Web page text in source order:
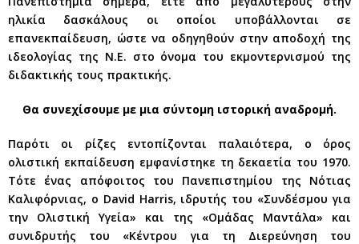
ηλικία δασκάλους οι οποίοι υποβάλλονται σε
επανεκπαίδευση, ώστε να οδηγηθούν στην αποδοχή της
ιδεολογίας της Ν.Ε. στο όνομα του εκμοντερνισμού της
διδακτικής τους πρακτικής.
Θα συνεχίσουμε με μια σύντομη ιστορική αναδρομή.
Παρότι οι ρίζες εντοπίζονται παλαιότερα, ο όρος
ολιστική εκπαίδευση εμφανίστηκε τη δεκαετία του 1970.
Τότε ένας απόφοιτος του Πανεπιστημίου της Νότιας
Καλιφόρνιας, ο David Harris, ιδρυτής του «Συνδέσμου για
την Ολιστική Υγεία» και της «Ομάδας Μαντάλα» και
συνιδρυτής του «Κέντρου για τη Διερεύνηση του